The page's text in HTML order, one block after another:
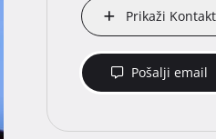
Prikaži Kontakt
Pošalji email